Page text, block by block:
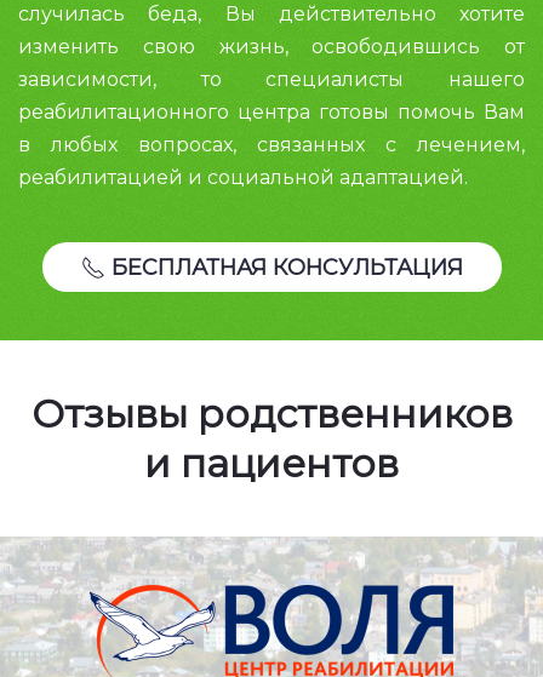
случилась беда, Вы действительно хотите
изменить свою жизнь, освободившись от
зависимости, то специалисты нашего
реабилитационного центра готовы помочь Вам
в любых вопросах, связанных с лечением,
реабилитацией и социальной адаптацией.
БЕСПЛАТНАЯ КОНСУЛЬТАЦИЯ
Отзывы родственников
и пациентов